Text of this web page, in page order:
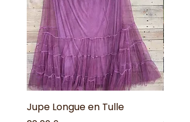
Jupe Longue en Tulle